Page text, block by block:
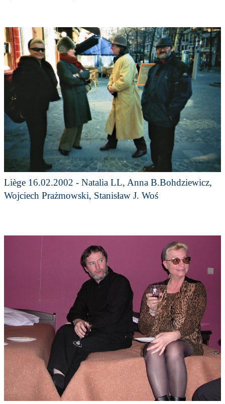
Liège 16.02.2002 - Natalia LL, Anna B.Bohdziewicz,
Wojciech Prażmowski, Stanisław J. Woś